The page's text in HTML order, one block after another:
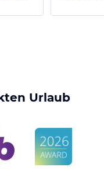
Urlaub